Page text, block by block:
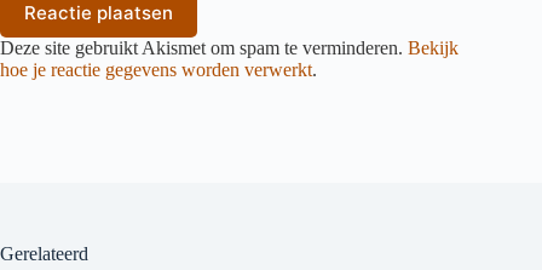
Reactie plaatsen
Deze site gebruikt Akismet om spam te verminderen. Bekijk
hoe je reactie gegevens worden verwerkt.
Gerelateerd